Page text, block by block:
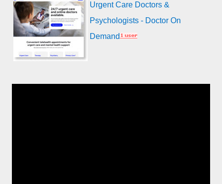
Urgent Care Doctors &
Psychologists - Doctor On
Demand